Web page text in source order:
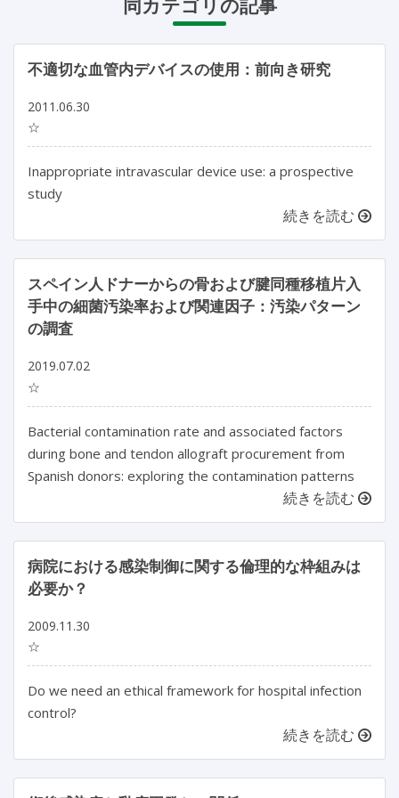
同カテゴリの記事
不適切な血管内デバイスの使用：前向き研究
2011.06.30
☆
Inappropriate intravascular device use: a prospective
study
続きを読む
スペイン人ドナーからの骨および腱同種移植片入
手中の細菌汚染率および関連因子：汚染パターン
の調査
2019.07.02
☆
Bacterial contamination rate and associated factors
during bone and tendon allograft procurement from
Spanish donors: exploring the contamination patterns
続きを読む
病院における感染制御に関する倫理的な枠組みは
必要か？
2009.11.30
☆
Do we need an ethical framework for hospital infection
control?
続きを読む